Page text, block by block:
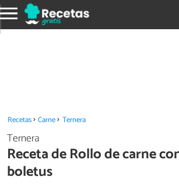
Recetas Carne Ternera
Ternera
Receta de Rollo de carne
boletus